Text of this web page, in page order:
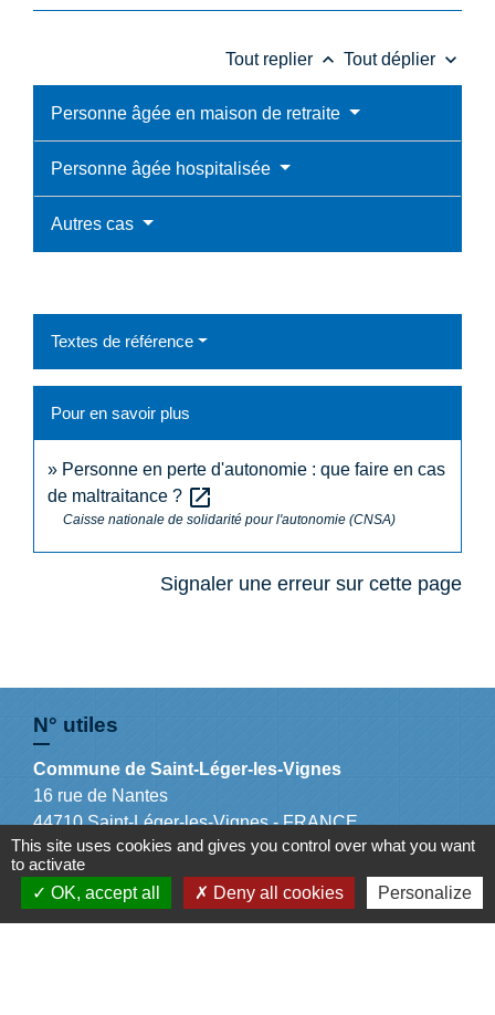
Tout replier keyboard_arrow_up Tout déplier keyboard_arrow_down
Personne âgée en maison de retraite
Personne âgée hospitalisée
Autres cas
Textes de référence
Pour en savoir plus
Personne en perte d'autonomie : que faire en cas
de maltraitance ? open_in_new
Caisse nationale de solidarité pour l'autonomie (CNSA)
Signaler une erreur sur cette page
N° utiles
Commune de Saint-Léger-les-Vignes
16 rue de Nantes
44710 Saint-Léger-les-Vignes - FRANCE
+33 2 40 31 50 32
This site uses cookies and gives you control over what you want
to activate
OK, accept all
Deny all cookies Personalize